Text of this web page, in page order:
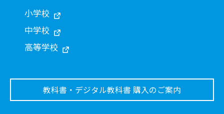
小学校
中学校
高等学校
教科書・デジタル教科書 購入のご案内